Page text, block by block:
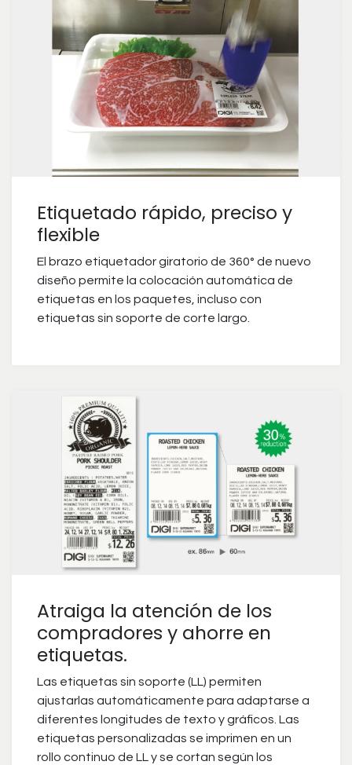
Etiquetado rápido, preciso y
flexible
El brazo etiquetador giratorio de 360° de nuevo
diseño permite la colocación automática de
etiquetas en los paquetes, incluso con
etiquetas sin soporte de corte largo.
Atraiga la atención de los
compradores y ahorre en
etiquetas.
Las etiquetas sin soporte (LL) permiten
ajustarlas automáticamente para adaptarse a
diferentes longitudes de texto y gráficos. Las
etiquetas personalizadas se imprimen en un
rollo continuo de LL y se cortan según los